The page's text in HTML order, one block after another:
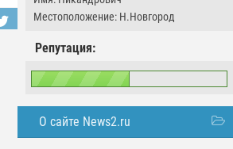
Местоположение: Н.Новгород
Репутация:
О сайте News2.ru